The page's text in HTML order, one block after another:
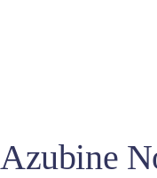
Azubine